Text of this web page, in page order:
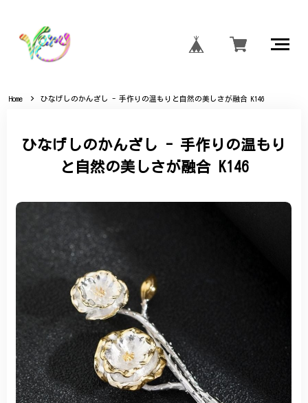
Home ひなげしのかんざし - 手作りの温もりと自然の美しさが融合 K146
ひなげしのかんざし - 手作りの温もり
と自然の美しさが融合 K146